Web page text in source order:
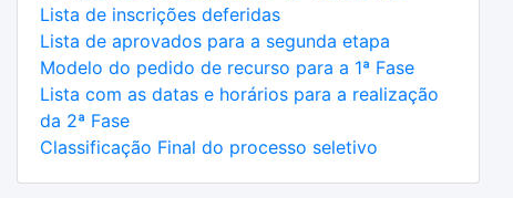
Lista de inscrições deferidas
Lista de aprovados para a segunda etapa
Modelo do pedido de recurso para a 1ª Fase
Lista com as datas e horários para a realização
da 2ª Fase
Classificação Final do processo seletivo